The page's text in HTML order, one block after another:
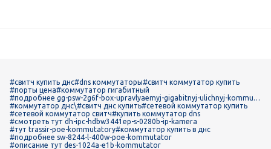
#свитч купить днс#dns коммутаторы#свитч коммутатор купить
#порты цена#коммутатор гигабитный
#подробнее gg-psw-2g6f-box-upravlyaemyj-gigabitnyj-ulichnyj-kommuta
tor
#коммутатор днс\#свитч днс купить#сетевой коммутатор купить
#сетевой коммутатор свитч#купить коммутатор dns
#смотреть тут dh-ipc-hdbw3441ep-s-0280b-ip-kamera
#тут trassir-poe-kommutatory#коммутатор купить в днс
#подробнее sw-8244-l-400w-poe-kommutator
#описание тут des-1024a-e1b-kommutator